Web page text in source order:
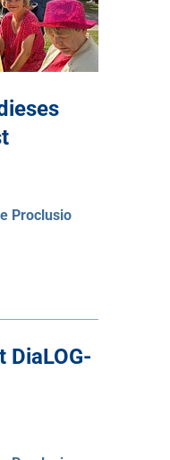
Proclusio
DiaLOG-